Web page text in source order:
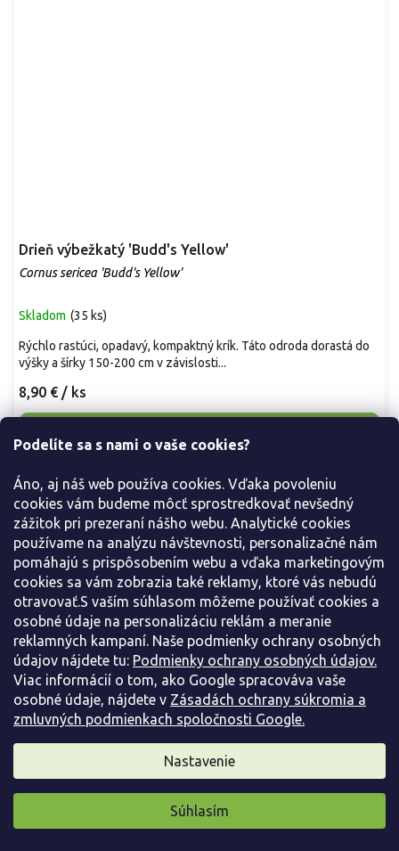
Podelíte sa s nami o vaše cookies?
Áno, aj náš web používa cookies. Vďaka povoleniu
cookies vám budeme môcť sprostredkovať nevšedný
zážitok pri prezeraní nášho webu. Analytické cookies
používame na analýzu návštevnosti, personalizačné nám
pomáhajú s prispôsobením webu a vďaka marketingovým
cookies sa vám zobrazia také reklamy, ktoré vás nebudú
otravovať.S vaším súhlasom môžeme používať cookies a
osobné údaje na personalizáciu reklám a meranie
reklamných kampaní. Naše podmienky ochrany osobných
údajov nájdete tu: Podmienky ochrany osobných údajov.
Viac informácií o tom, ako Google spracováva vaše
osobné údaje, nájdete v Zásadách ochrany súkromia a
zmluvných podmienkach spoločnosti Google.
Nastavenie
Súhlasím
Drieň výbežkatý 'Budd's Yellow'
Cornus sericea 'Budd's Yellow'
Skladom (35 ks)
8,90 € / ks
Rýchlo rastúci, opadavý, kompaktný krík. Táto odroda dorastá do
výšky a šírky 150-200 cm v závislosti...
Svíb biely 'Elegantissima'
Cornus albumu 'Elegantissima'
Predobjednávka jeseň 2026 (240 ks)
Pripravili sme pre vás darček